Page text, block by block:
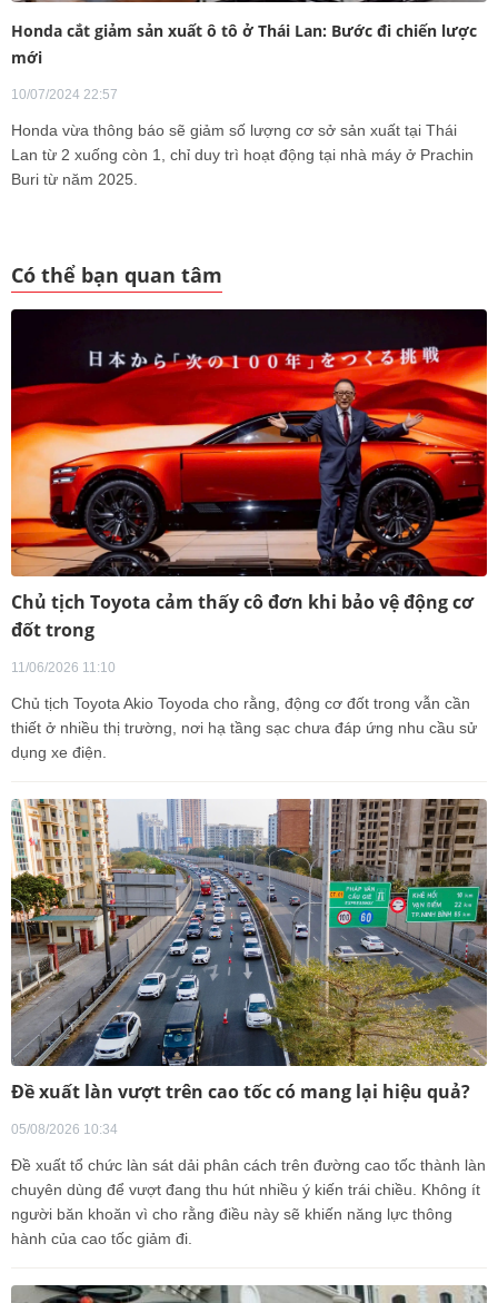
Honda cắt giảm sản xuất ô tô ở Thái Lan: Bước đi chiến lược
mới
10/07/2024 22:57
Honda vừa thông báo sẽ giảm số lượng cơ sở sản xuất tại Thái
Lan từ 2 xuống còn 1, chỉ duy trì hoạt động tại nhà máy ở Prachin
Buri từ năm 2025.
Có thể bạn quan tâm
Chủ tịch Toyota cảm thấy cô đơn khi bảo vệ động cơ
đốt trong
11/06/2026 11:10
Chủ tịch Toyota Akio Toyoda cho rằng, động cơ đốt trong vẫn cần
thiết ở nhiều thị trường, nơi hạ tầng sạc chưa đáp ứng nhu cầu sử
dụng xe điện.
Đề xuất làn vượt trên cao tốc có mang lại hiệu quả?
05/08/2026 10:34
Đề xuất tổ chức làn sát dải phân cách trên đường cao tốc thành làn
chuyên dùng để vượt đang thu hút nhiều ý kiến trái chiều. Không ít
người băn khoăn vì cho rằng điều này sẽ khiến năng lực thông
hành của cao tốc giảm đi.